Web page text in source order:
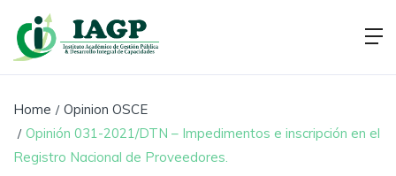
Home
Opinion OSCE
Opinión 031-2021/DTN – Impedimentos e inscripción en el
Registro Nacional de Proveedores.